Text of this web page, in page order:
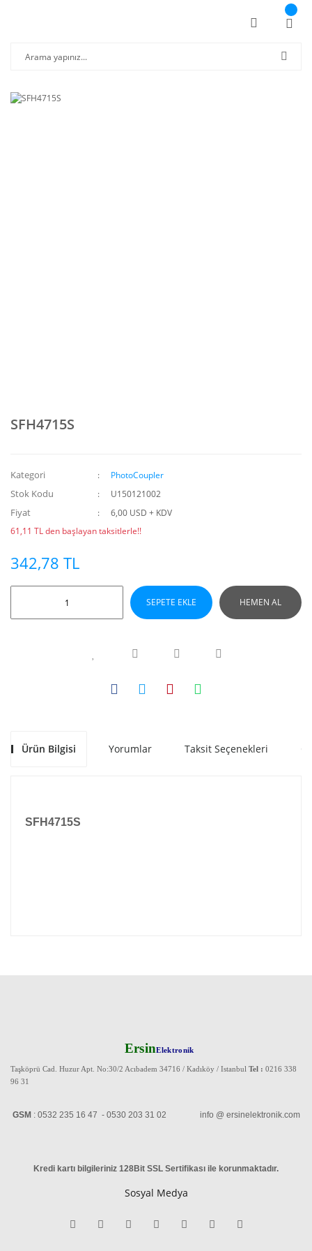
SFH4715S
Kategori PhotoCoupler
Stok Kodu U150121002
Fiyat
6,00 USD + KDV
61,11 TL den başlayan taksitlerle!!
342,78 TL
SEPETE EKLE HEMEN AL
Ürün Bilgisi Yorumlar Taksit Seçenekleri
SFH4715S
ErsinElektronik
Taşköprü Cad. Huzur Apt. No:30/2 Acıbadem 34716 / Kadıköy / Istanbul Tel : 0216 338
96 31
GSM : 0532 235 16 47 - 0530 203 31 02 info @ ersinelektronik.com
Kredi kartı bilgileriniz 128Bit SSL Sertifikası ile korunmaktadır.
Sosyal Medya